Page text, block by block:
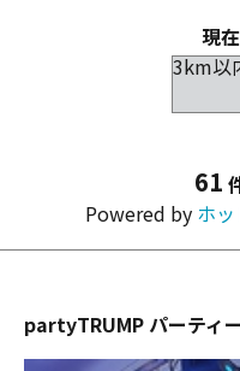
現
3km以
61
Powered by ホ
partyTRUMP パーティ